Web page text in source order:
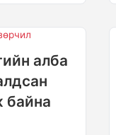
алба
байна